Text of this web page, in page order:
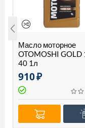
Масло моторное
OTOMOSHI GOLD
40 1л
910₽